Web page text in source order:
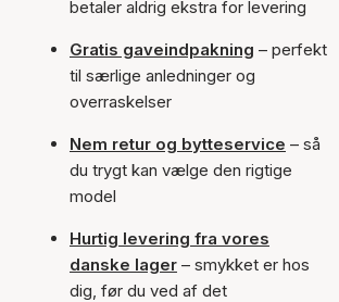
betaler aldrig ekstra for levering
Gratis gaveindpakning – perfekt
til særlige anledninger og
overraskelser
Nem retur og bytteservice – så
du trygt kan vælge den rigtige
model
Hurtig levering fra vores
danske lager – smykket er hos
dig, før du ved af det